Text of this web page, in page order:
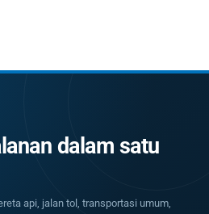
dalam satu
api, jalan tol, transportasi umum,